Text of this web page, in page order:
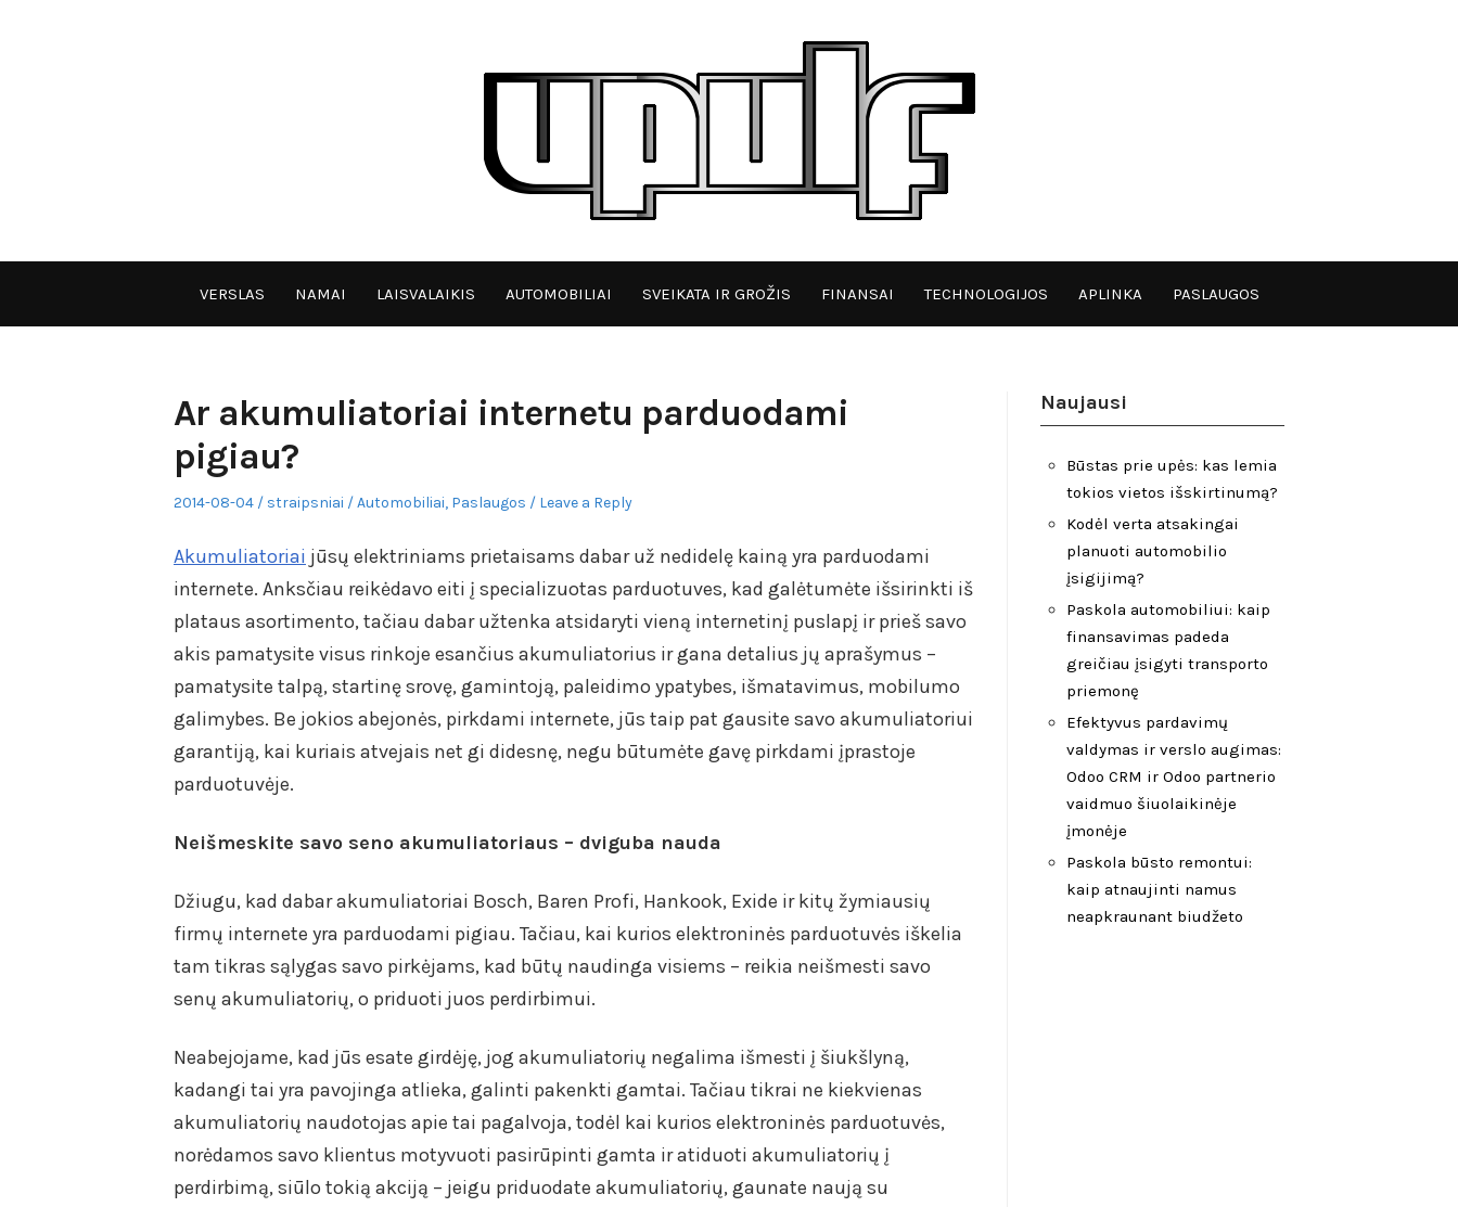
VPULF
VERSLAS NAMAI LAISVALAIKIS AUTOMOBILIAI SVEIKATA IR GROŽIS FINANSAI TECHNOLOGIJOS APLINKA PASLAUGOS
Ar akumuliatoriai internetu parduodami
pigiau?
Posted
2014-08-04 Author
straipsniai
Posted
Automobiliai, Paslaugos Leave a Reply
Akumuliatoriai jūsų elektriniams prietaisams dabar už nedidelę kainą yra parduodami
internete. Anksčiau reikėdavo eiti į specializuotas parduotuves, kad galėtumėte išsirinkti iš
plataus asortimento, tačiau dabar užtenka atsidaryti vieną internetinį puslapį ir prieš savo
akis pamatysite visus rinkoje esančius akumuliatorius ir gana detalius jų aprašymus –
pamatysite talpą, startinę srovę, gamintoją, paleidimo ypatybes, išmatavimus, mobilumo
galimybes. Be jokios abejonės, pirkdami internete, jūs taip pat gausite savo akumuliatoriui
garantiją, kai kuriais atvejais net gi didesnę, negu būtumėte gavę pirkdami įprastoje
parduotuvėje.
Neišmeskite savo seno akumuliatoriaus – dviguba nauda
Džiugu, kad dabar akumuliatoriai Bosch, Baren Profi, Hankook, Exide ir kitų žymiausių
firmų internete yra parduodami pigiau. Tačiau, kai kurios elektroninės parduotuvės iškelia
tam tikras sąlygas savo pirkėjams, kad būtų naudinga visiems – reikia neišmesti savo
senų akumuliatorių, o priduoti juos perdirbimui.
Neabejojame, kad jūs esate girdėję, jog akumuliatorių negalima išmesti į šiukšlyną,
kadangi tai yra pavojinga atlieka, galinti pakenkti gamtai. Tačiau tikrai ne kiekvienas
akumuliatorių naudotojas apie tai pagalvoja, todėl kai kurios elektroninės parduotuvės,
norėdamos savo klientus motyvuoti pasirūpinti gamta ir atiduoti akumuliatorių į
perdirbimą, siūlo tokią akciją – jeigu priduodate akumuliatorių, gaunate naują su
Naujausi
Būstas prie upės: kas lemia
tokios vietos išskirtinumą?
Kodėl verta atsakingai
planuoti automobilio
įsigijimą?
Paskola automobiliui: kaip
finansavimas padeda
greičiau įsigyti transporto
priemonę
Efektyvus pardavimų
valdymas ir verslo augimas:
Odoo CRM ir Odoo partnerio
vaidmuo šiuolaikinėje
įmonėje
Paskola būsto remontui:
kaip atnaujinti namus
neapkraunant biudžeto